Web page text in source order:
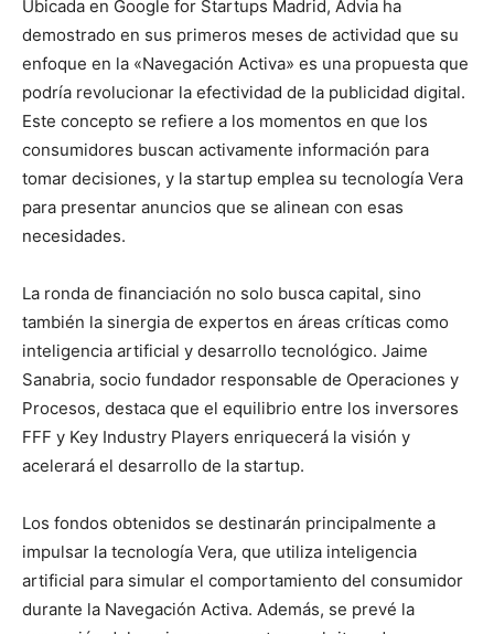
Ubicada en Google for Startups Madrid, Advia ha
demostrado en sus primeros meses de actividad que su
enfoque en la «Navegación Activa» es una propuesta que
podría revolucionar la efectividad de la publicidad digital.
Este concepto se refiere a los momentos en que los
consumidores buscan activamente información para
tomar decisiones, y la startup emplea su tecnología Vera
para presentar anuncios que se alinean con esas
necesidades.
La ronda de financiación no solo busca capital, sino
también la sinergia de expertos en áreas críticas como
inteligencia artificial y desarrollo tecnológico. Jaime
Sanabria, socio fundador responsable de Operaciones y
Procesos, destaca que el equilibrio entre los inversores
FFF y Key Industry Players enriquecerá la visión y
acelerará el desarrollo de la startup.
Los fondos obtenidos se destinarán principalmente a
impulsar la tecnología Vera, que utiliza inteligencia
artificial para simular el comportamiento del consumidor
durante la Navegación Activa. Además, se prevé la